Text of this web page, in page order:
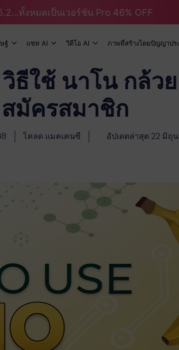
ทั้งหมดเป็นเวอร์ชัน Pro 46% OFF
ฐ์ แชท AI วิดีโอ AI ภาพที่สร้างโดยปัญญาปร
ธีใช้ นาโน กล้ว
สมัครสมาชิก
โคลด แมคเคนซี อัปเดตล่าสุด 22 มิถุ